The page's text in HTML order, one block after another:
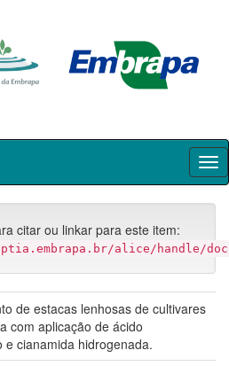
citar ou linkar para este item:
alice/handle/
de estacas lenhosas de cultivares
com aplicação de ácido
e cianamida hidrogenada.